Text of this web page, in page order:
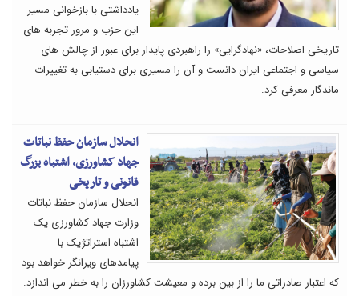
یادداشتی با بازخوانی مسیر
این حزب و مرور تجربه های
تاریخی اصلاحات، «نهادگرایی» را راهبردی پایدار برای عبور از چالش های
سیاسی و اجتماعی ایران دانست و آن را مسیری برای دستیابی به تغییرات
ماندگار معرفی کرد.
انحلال سازمان حفظ نباتات
جهاد کشاورزی، اشتباه بزرگ
قانونی و تاریخی
انحلال سازمان حفظ نباتات
وزارت جهاد کشاورزی یک
اشتباه استراتژیک با
پیامدهای ویرانگر خواهد بود
که اعتبار صادراتی ما را از بین برده و معیشت کشاورزان را به خطر می اندازد.